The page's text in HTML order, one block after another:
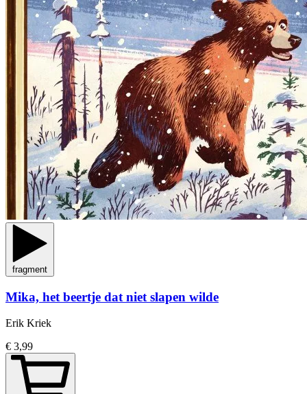
fragment
Mika, het beertje dat niet slapen wilde
Erik Kriek
€ 3,99